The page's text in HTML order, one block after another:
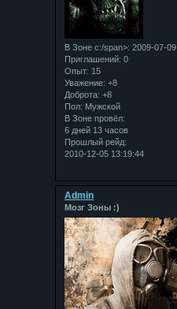
В Зоне с:/span>: 2009-07-09
Приглашений: 0
Опыт: 15
Уважение: +8
Доброта: +8
Пол: Мужской
В Зоне провёл:
6 дней 13 часов
Прошлый рейд:
2010-12-05 13:19:44
Admin
Мозг Зоны :)